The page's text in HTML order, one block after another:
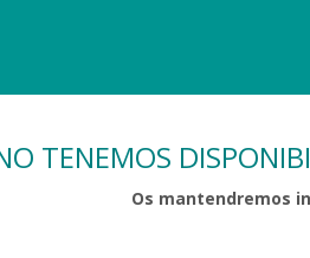
TENEMOS
Os mantendremos